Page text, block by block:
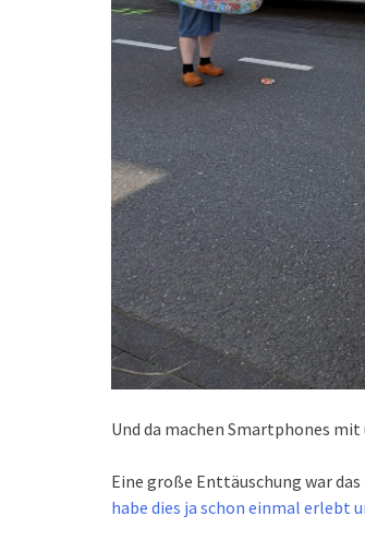
Und da machen Smartphones mit
Eine große Enttäuschung war
habe dies ja schon einmal erlebt